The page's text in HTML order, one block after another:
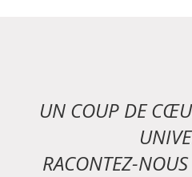
UN COUP DE
RACONTEZ-NOUS